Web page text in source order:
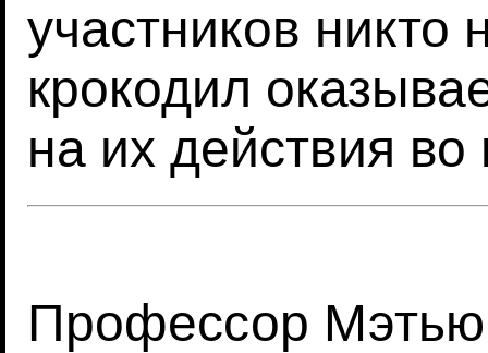
участников
крокодил
на их действия
Профессор